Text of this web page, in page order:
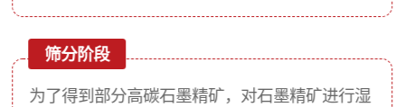
筛分阶段
为了得到部分高碳石墨精矿，对石墨精矿进行湿